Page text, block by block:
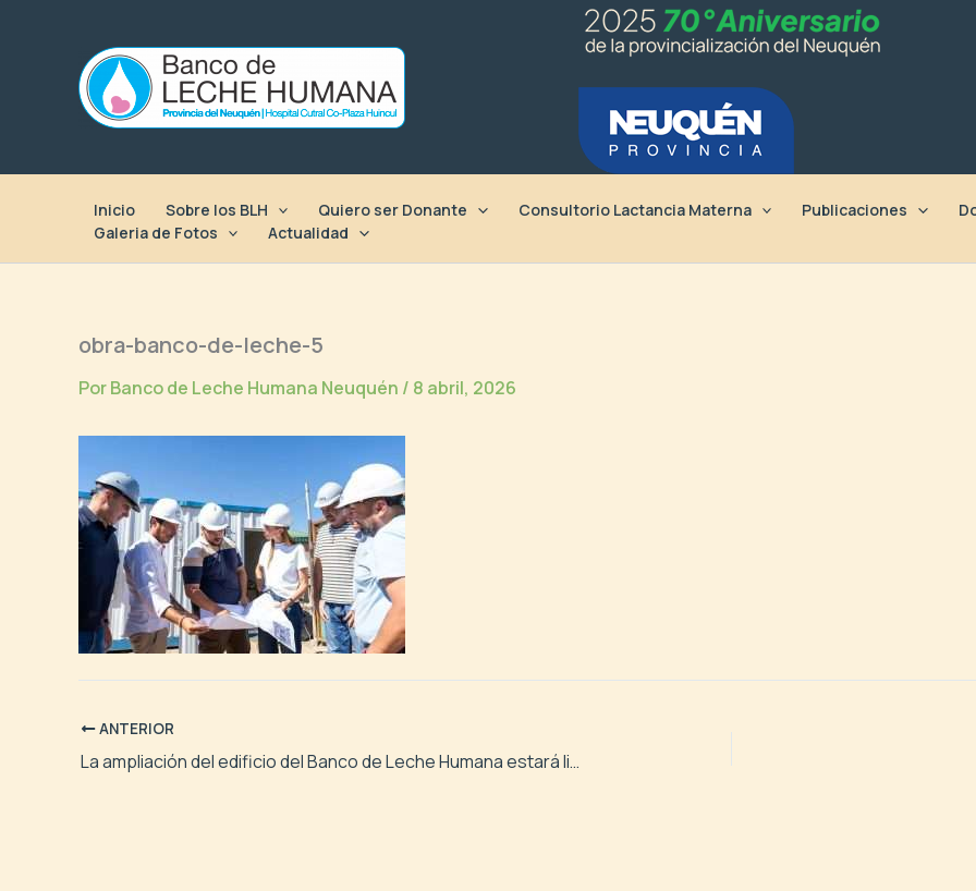
contenido
Inicio Sobre los BLH Quiero ser Donante Consultorio Lactancia Materna Publicaciones
Galeria de Fotos
Actualidad
obra-banco-de-leche-5
PorBanco de Leche Humana Neuquén / 8 abril, 2026
ANTERIOR
La ampliación del edificio del Banco de Leche Humana estará lista en junio